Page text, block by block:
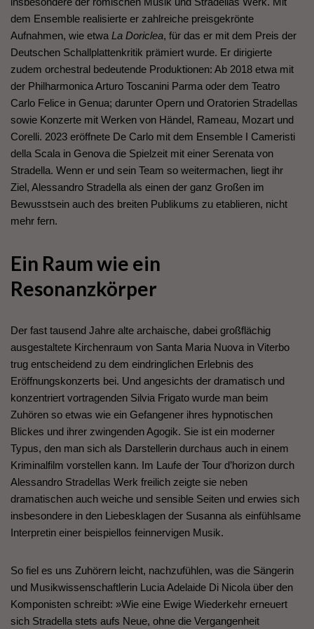
dem Ensemble realisierte er zahlreiche preisgekrönte
Aufnahmen, wie etwa La Doriclea, für das er mit dem Preis der
Deutschen Schallplattenkritik prämiert wurde. Er dirigierte
zudem orchestral bedeutende Produktionen: Ab 2018 etwa mit
der Philharmonica Arturo Toscanini Parma oder dem Teatro
Carlo Felice in Genua; darunter Opern und Oratorien Stradellas
sowie Konzerte mit Werken von Händel, Rameau, Mozart und
Corelli. 2023 eröffnete De Carlo mit dem Ensemble I Cameristi
della Scala in Genova die Spielzeit mit einer Serenata von
Stradella. Wenn er und sein Team so weitermachen, liegt ihr
Ziel, Alessandro Stradella als einen der ganz Großen im
Bewusstsein auch des breiten Publikums zu etablieren, nicht
mehr fern.
Ein Raum wie ein
Resonanzkörper
Der fast tausend Jahre alte archaische, dabei großflächig
ausgestaltete Kirchenraum von Santa Maria Nuova in Viterbo
trug entscheidend zu dem eindringlichen Erlebnis des
Eröffnungskonzerts bei. Und angesichts der dramatisch und
konzentriert vortragenden Silvia Frigato wurde man beim
Zuhören so etwas wie ein Gefangener ihres hypnotischen
Blickes und ihrer zwingenden Agogik. Sie ist ein moderner
Typus, den man sich als Darstellerin durchaus auch in einem
Kriminalfilm vorstellen kann. Im Laufe der Tour d’horizon durch
Alessandro Stradellas Werk freilich zeigte sie neben
dramatischen auch weiche und sensible Seiten und erwies sich
insbesondere in den Liebesklagen der Susanna als einfühlsame
Interpretin einer beispiellos feinnervigen Musik.
So fiel es uns Zuhörern leicht, nachzufühlen, was die Sängerin
und Musikwissenschaftlerin Lucia Adelaide Di Nicola über den
Komponisten schreibt: »Wie eine Ewige Wiederkehr erneuert
sich Stradella stets aufs Neue, ohne die Vergangenheit